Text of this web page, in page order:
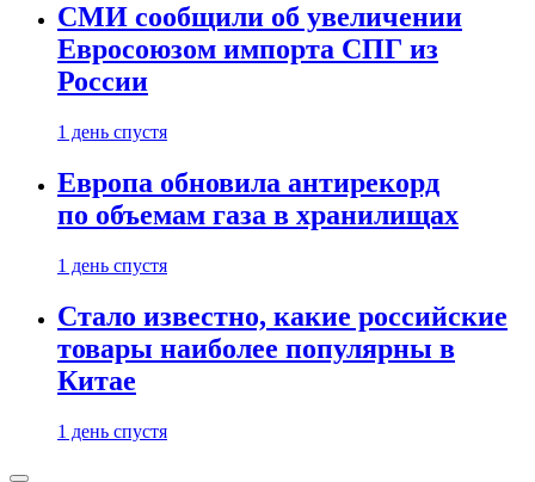
СМИ сообщили об увеличении
Евросоюзом импорта СПГ из
России
1 день спустя
Европа обновила антирекорд
по объемам газа в хранилищах
1 день спустя
Стало известно, какие российские
товары наиболее популярны в
Китае
1 день спустя